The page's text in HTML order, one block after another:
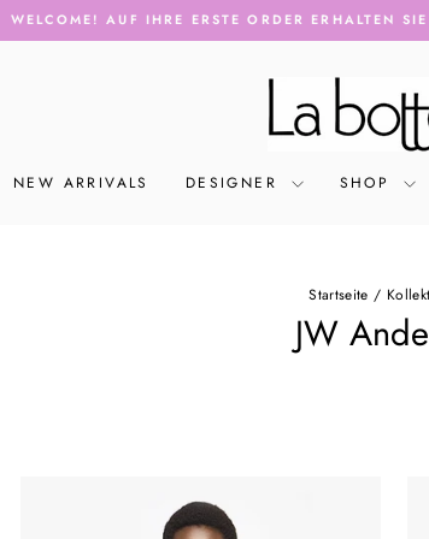
WELCOME! AUF IHRE ERSTE ORDER ERHALTEN
NEW ARRIVALS DESIGNER SHOP
Startseite /
JW